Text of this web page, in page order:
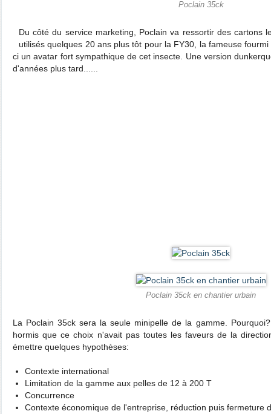
Poclain 35ck
Du côté du service marketing, Poclain va ressortir des cartons
utilisés quelques 20 ans plus tôt pour la FY30, la fameuse
ci un avatar fort sympathique de cet insecte. Une version
d'années plus tard......
Poclain 35ck en chantier urbain
La Poclain 35ck sera la seule minipelle de la gamme.
hormis que ce choix n'avait pas toutes les faveurs de la
émettre quelques hypothèses:
Contexte international
Limitation de la gamme aux pelles de 12 à 200 T
Concurrence
Contexte économique de l'entreprise, réduction puis fermeture